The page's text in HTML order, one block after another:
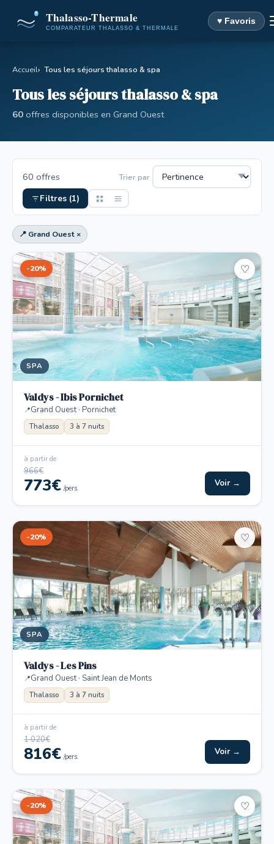
♥ Favoris
Accueil Tous les séjours thalasso & spa
Tous les séjours thalasso & spa
60 offres disponibles en Grand Ouest
60 offres Trier par
Filtres (1)
📍 Grand Ouest ×
-20%
SPA
♡
Valdys - Ibis Pornichet
Grand Ouest · Pornichet
Thalasso 3 à 7 nuits
à partir de
966€
773€ /pers. Voir →
-20%
SPA
♡
Valdys - Les Pins
Grand Ouest · Saint Jean de Monts
Thalasso 3 à 7 nuits
à partir de
1 020€
816€ /pers. Voir →
-20% ♡